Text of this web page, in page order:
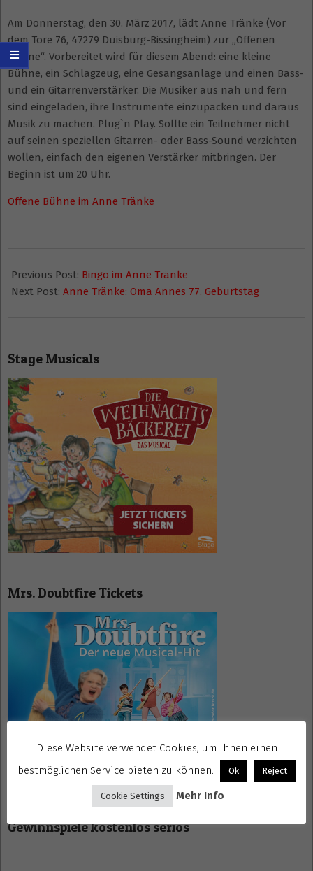
Am Donnerstag, den 30. März 2017, lädt Anne Tränke (Vor
dem Tore 76, 47279 Duisburg-Bissingheim) zur „Offenen
Bühne“. Vorbereitet wird für diesem Abend: eine kleine
Bühne, ein Schlagzeug, eine Gesangsanlage und einen Bass-
und ein Gitarrenverstärker. Die Musiker aus nah und fern
sind eingeladen, ihre Instrumente einzupacken und daraus
Musik zu machen. Plug`n Play. Sollte ein Teilnehmer nicht
auf seinen speziellen Gitarren- oder Bass-Sound verzichten
wollen, einfach den eigenen Verstärker mitbringen. Der
Beginn ist um 20 Uhr.
Offene Bühne im Anne Tränke
03-
01
Previous Post: Bingo im Anne Tränke
Next Post: Anne Tränke: Oma Annes 77. Geburtstag
Stage Musicals
Mrs. Doubtfire Tickets
Gewinnspiele kostenlos seriös
Diese Website verwendet Cookies, um Ihnen einen
bestmöglichen Service bieten zu können.
Ok Reject
Cookie Settings Mehr Info